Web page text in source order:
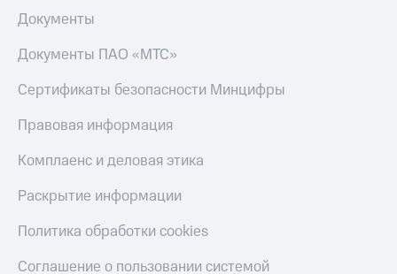
Документы
Документы ПАО «МТС»
Сертификаты безопасности Минцифры
Правовая информация
Комплаенс и деловая этика
Раскрытие информации
Политика обработки cookies
Соглашение о пользовании системой